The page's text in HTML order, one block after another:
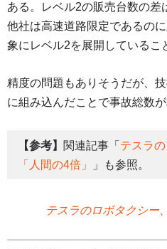
ある。レベル2の販売台数の差
他社は高速道路限定であるの
象にレベル2を展開しているこ
精度の問題もありそうだが、
に組み込んだことで事故総数
【参考】 関連記事「 テスラ
「人間の4倍」
」も参照。
テスラのロボタクシー